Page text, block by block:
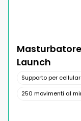
Launch
Supporto per
250 movimenti al